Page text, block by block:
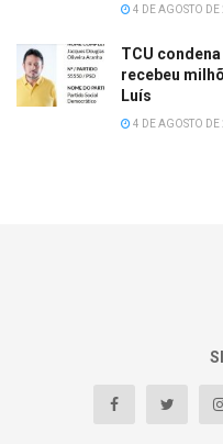
4 DE AGOSTO
TCU
recebeu
Luís
4 DE AGOSTO